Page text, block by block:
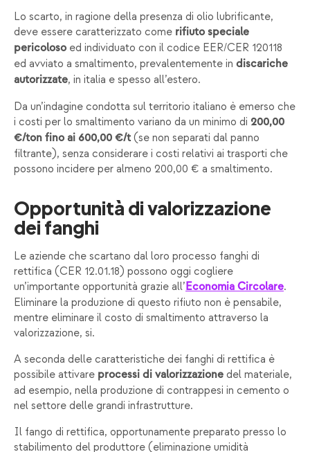
Lo scarto, in ragione della presenza di olio lubrificante,
deve essere caratterizzato come rifiuto speciale
pericoloso ed individuato con il codice EER/CER 120118
ed avviato a smaltimento, prevalentemente in discariche
autorizzate, in italia e spesso all’estero.
Da un’indagine condotta sul territorio italiano è emerso che
i costi per lo smaltimento variano da un minimo di 200,00
€/ton fino ai 600,00 €/t (se non separati dal panno
filtrante), senza considerare i costi relativi ai trasporti che
possono incidere per almeno 200,00 € a smaltimento.
Opportunità di valorizzazione
dei fanghi
Le aziende che scartano dal loro processo fanghi di
rettifica (CER 12.01.18) possono oggi cogliere
un’importante opportunità grazie all’Economia Circolare.
Eliminare la produzione di questo rifiuto non è pensabile,
mentre eliminare il costo di smaltimento attraverso la
valorizzazione, si.
A seconda delle caratteristiche dei fanghi di rettifica è
possibile attivare processi di valorizzazione del materiale,
ad esempio, nella produzione di contrappesi in cemento o
nel settore delle grandi infrastrutture.
Il fango di rettifica, opportunamente preparato presso lo
stabilimento del produttore (eliminazione umidità